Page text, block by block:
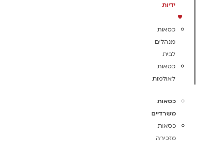
ידיות
כסאות
מנהלים
לבית
כסאות
לאולמות
כסאות
משרדיים
כסאות
מזכירה